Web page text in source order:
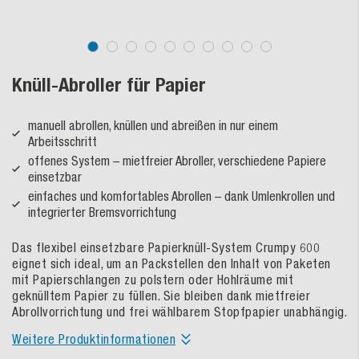
Knüll-Abroller für Papier
manuell abrollen, knüllen und abreißen in nur einem
Arbeitsschritt
offenes System – mietfreier Abroller, verschiedene Papiere
einsetzbar
einfaches und komfortables Abrollen – dank Umlenkrollen und
integrierter Bremsvorrichtung
Das flexibel einsetzbare Papierknüll-System Crumpy 600
eignet sich ideal, um an Packstellen den Inhalt von Paketen
mit Papierschlangen zu polstern oder Hohlräume mit
geknülltem Papier zu füllen. Sie bleiben dank mietfreier
Abrollvorrichtung und frei wählbarem Stopfpapier unabhängig.
Weitere Produktinformationen